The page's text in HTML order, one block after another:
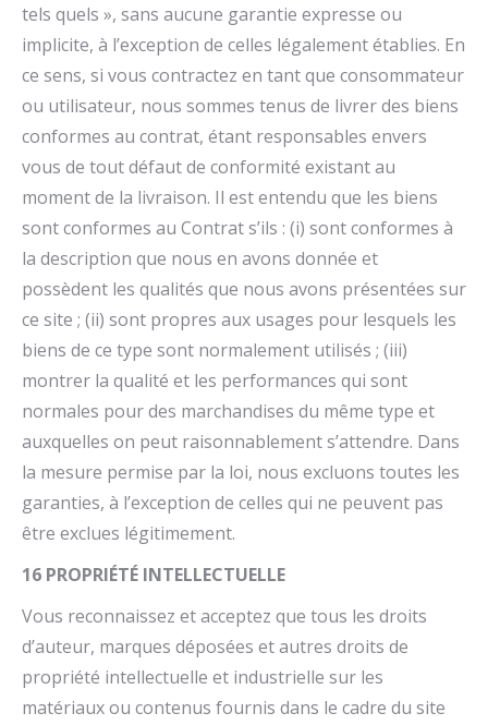
tels quels », sans aucune garantie expresse ou
implicite, à l’exception de celles légalement établies. En
ce sens, si vous contractez en tant que consommateur
ou utilisateur, nous sommes tenus de livrer des biens
conformes au contrat, étant responsables envers
vous de tout défaut de conformité existant au
moment de la livraison. Il est entendu que les biens
sont conformes au Contrat s’ils : (i) sont conformes à
la description que nous en avons donnée et
possèdent les qualités que nous avons présentées sur
ce site ; (ii) sont propres aux usages pour lesquels les
biens de ce type sont normalement utilisés ; (iii)
montrer la qualité et les performances qui sont
normales pour des marchandises du même type et
auxquelles on peut raisonnablement s’attendre. Dans
la mesure permise par la loi, nous excluons toutes les
garanties, à l’exception de celles qui ne peuvent pas
être exclues légitimement.
16 PROPRIÉTÉ INTELLECTUELLE
Vous reconnaissez et acceptez que tous les droits
d’auteur, marques déposées et autres droits de
propriété intellectuelle et industrielle sur les
matériaux ou contenus fournis dans le cadre du site